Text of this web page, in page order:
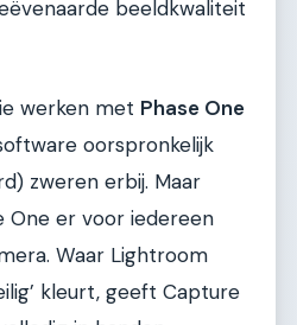
beeldkwaliteit
werken met Phase One
oorspronkelijk
zweren erbij. Maar
One er voor iedereen
Waar Lightroom
kleurt, geeft Capture